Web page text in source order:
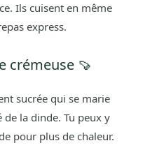
Ils cuisent en même
express.
crémeuse 🍠
sucrée qui se marie
la dinde. Tu peux y
pour plus de chaleur.